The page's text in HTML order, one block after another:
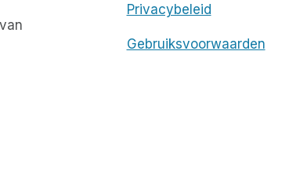
Privacybeleid
Gebruiksvoorwaarden